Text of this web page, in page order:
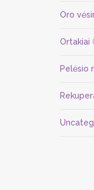
Oro
Ortakiai
Pelėsio